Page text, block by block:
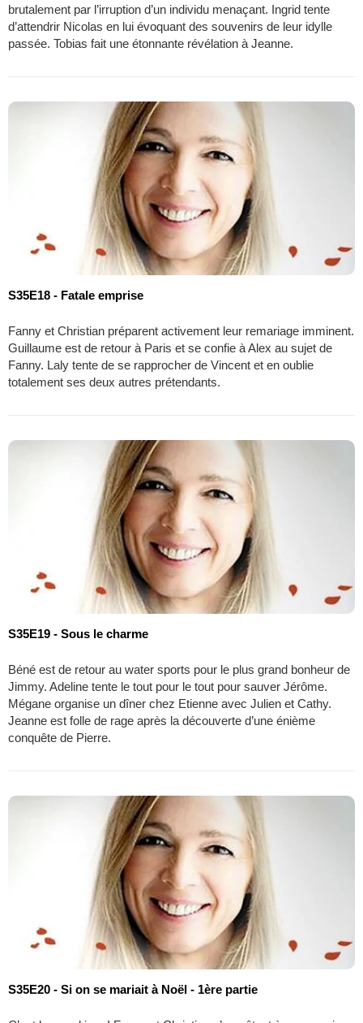
brutalement par l’irruption d’un individu menaçant. Ingrid tente
d’attendrir Nicolas en lui évoquant des souvenirs de leur idylle
passée. Tobias fait une étonnante révélation à Jeanne.
S35E18 - Fatale emprise
Fanny et Christian préparent activement leur remariage imminent.
Guillaume est de retour à Paris et se confie à Alex au sujet de
Fanny. Laly tente de se rapprocher de Vincent et en oublie
totalement ses deux autres prétendants.
S35E19 - Sous le charme
Béné est de retour au water sports pour le plus grand bonheur de
Jimmy. Adeline tente le tout pour le tout pour sauver Jérôme.
Mégane organise un dîner chez Etienne avec Julien et Cathy.
Jeanne est folle de rage après la découverte d’une énième
conquête de Pierre.
S35E20 - Si on se mariait à Noël - 1ère partie